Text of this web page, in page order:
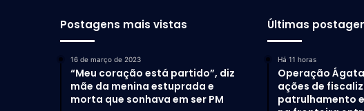
Postagens mais vistas
16 de março de 2023
“Meu coração está partido”, diz
mãe da menina estuprada e
morta que sonhava em ser PM
Últimas
Há 11 horas
Operação
ações de
patrulhamento